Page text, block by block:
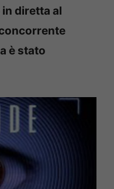
diretta al
è stato